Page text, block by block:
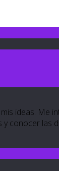
ideas. Me
conocer las